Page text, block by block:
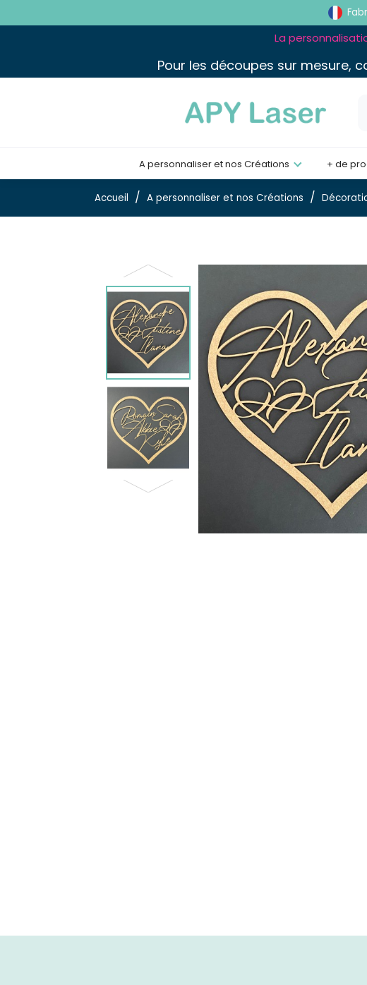
La
Pour les découpes sur mesure,
A personnaliser et nos Créations + de
Accueil A personnaliser et nos Créations